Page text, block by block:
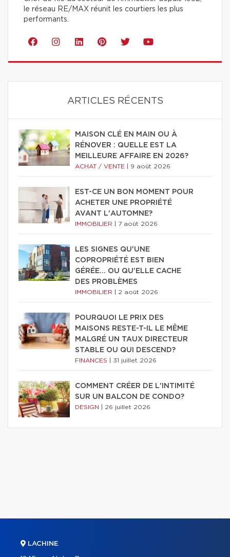
le réseau RE/MAX réunit les courtiers les plus
performants.
ARTICLES RÉCENTS
MAISON CLÉ EN MAIN OU À
RÉNOVER : QUELLE EST LA
MEILLEURE AFFAIRE EN 2026?
ACHAT / VENTE 9 août 2026
EST-CE UN BON MOMENT POUR
ACHETER UNE PROPRIÉTÉ
AVANT L'AUTOMNE?
IMMOBILIER 7 août 2026
LES SIGNES QU'UNE
COPROPRIÉTÉ EST BIEN
GÉRÉE… OU QU'ELLE CACHE
DES PROBLÈMES
IMMOBILIER 2 août 2026
POURQUOI LE PRIX DES
MAISONS RESTE-T-IL LE MÊME
MALGRÉ UN TAUX DIRECTEUR
STABLE OU QUI DESCEND?
FINANCES 31 juillet 2026
COMMENT CRÉER DE L'INTIMITÉ
SUR UN BALCON DE CONDO?
DESIGN 26 juillet 2026
LACHINE